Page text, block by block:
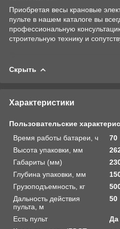
Приобретая весы крановые
пульте в нашем каталоге вы
профессиональную
строительную технику и
Скрыть
Характеристики
Пользовательские
Время работы батареи, ч
70
Высота упаковки, мм
Габариты (мм)
Глубина упаковки, мм
Грузоподъемность, кг
Дальность действия
пульта, м
50
Есть пульт
Да